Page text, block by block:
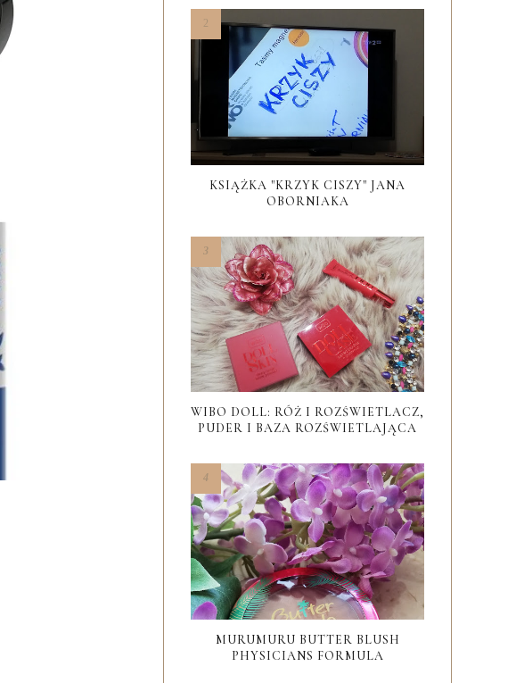
KSIĄŻKA "KRZYK CISZY" JANA
OBORNIAKA
WIBO DOLL: RÓŻ I ROZŚWIETLACZ,
PUDER I BAZA ROZŚWIETLAJĄCA
MURUMURU BUTTER BLUSH
PHYSICIANS FORMULA